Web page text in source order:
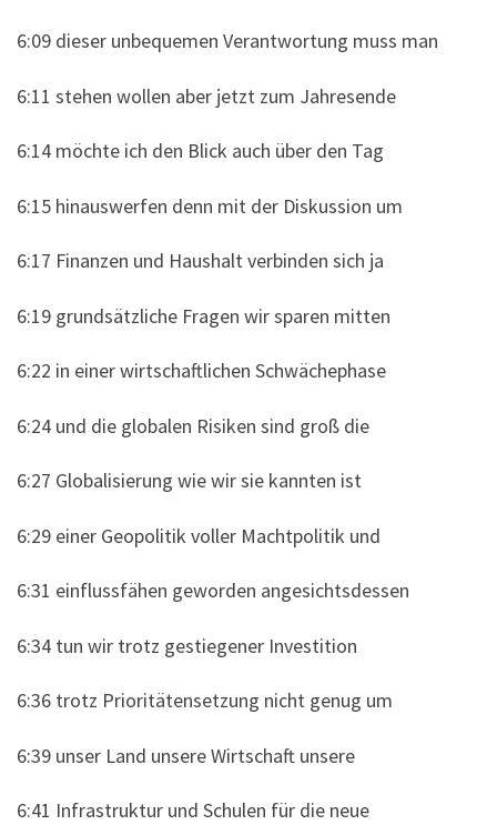
6:09 dieser unbequemen Verantwortung muss man
6:11 stehen wollen aber jetzt zum Jahresende
6:14 möchte ich den Blick auch über den Tag
6:15 hinauswerfen denn mit der Diskussion um
6:17 Finanzen und Haushalt verbinden sich ja
6:19 grundsätzliche Fragen wir sparen mitten
6:22 in einer wirtschaftlichen Schwächephase
6:24 und die globalen Risiken sind groß die
6:27 Globalisierung wie wir sie kannten ist
6:29 einer Geopolitik voller Machtpolitik und
6:31 einflussfähen geworden angesichtsdessen
6:34 tun wir trotz gestiegener Investition
6:36 trotz Prioritätensetzung nicht genug um
6:39 unser Land unsere Wirtschaft unsere
6:41 Infrastruktur und Schulen für die neue